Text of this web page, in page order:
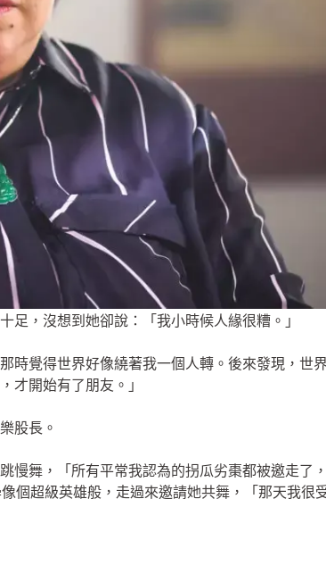
足，沒想到她卻說：「我小時候人緣很糟。」
時覺得世界好像繞著我一個人轉。後來發現，世
才開始有了朋友。」
股長。
慢舞，「所有平常我認為的拐瓜劣棗都被邀走了
個超級英雄般，走過來邀請她共舞，「那天我很